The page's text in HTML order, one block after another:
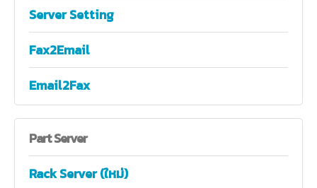
Server Setting
Fax2Email
Email2Fax
PartServer
Rack Server (ใหม่)